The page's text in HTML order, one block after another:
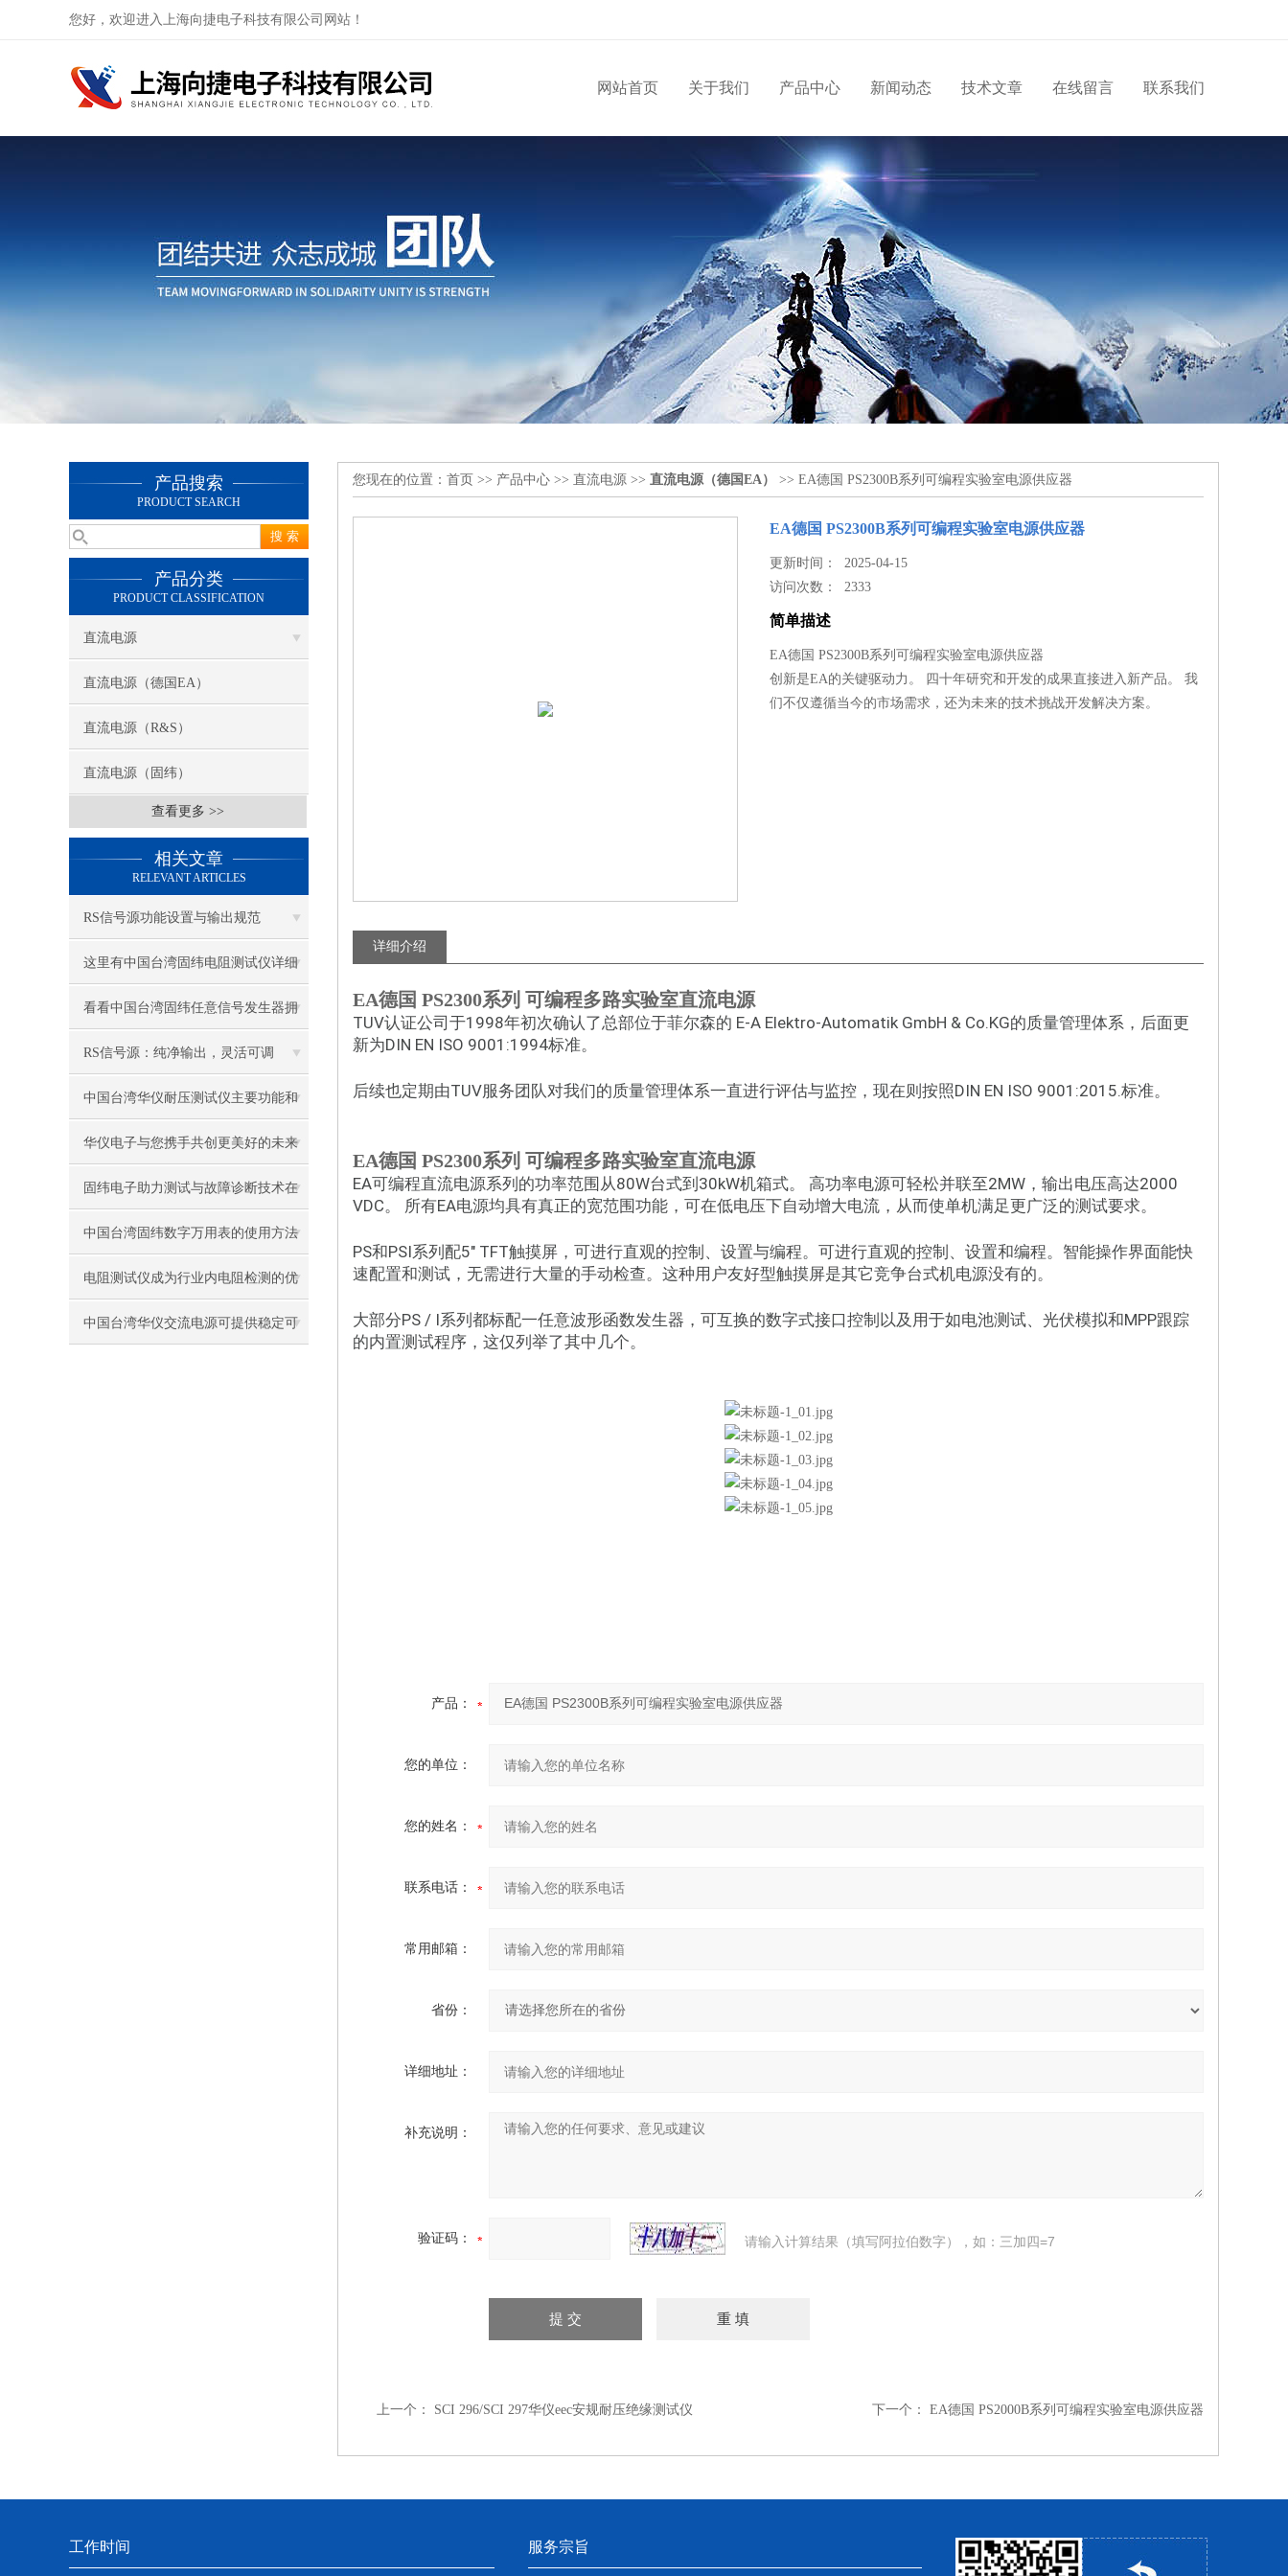
您好，欢迎进入上海向捷电子科技有限公司网站！
网站首页 关于我们 产品中心 新闻动态 技术文章 在线留言 联系我们
产品搜索
PRODUCT SEARCH
产品分类
PRODUCT CLASSIFICATION
直流电源
直流电源（德国EA）
直流电源（R&S）
直流电源（固纬）
查看更多 >>
相关文章
RELEVANT ARTICLES
RS信号源功能设置与输出规范
这里有中国台湾固纬电阻测试仪详细
的使用和校准步骤
看看中国台湾固纬任意信号发生器拥
有哪些*硬件性能?
RS信号源：纯净输出，灵活可调
中国台湾华仪耐压测试仪主要功能和
操作方法
华仪电子与您携手共创更美好的未来
生活
固纬电子助力测试与故障诊断技术在
民用领域的推广应用和发展
中国台湾固纬数字万用表的使用方法
电阻测试仪成为行业内电阻检测的优
选装备
中国台湾华仪交流电源可提供稳定可
您现在的位置： 首页 >> 产品中心 >> 直流电源 >> 直流电源（德国EA） >> EA德国 PS2300B系列可编程实验室电源供应器
EA德国 PS2300B系列可编程实验室电源供应器
更新时间： 2025-04-15
访问次数：2333
简单描述
EA德国 PS2300B系列可编程实验室电源供应器
创新是EA的关键驱动力。 四十年研究和开发的成果直接进入新产品。 我
们不仅遵循当今的市场需求，还为未来的技术挑战开发解决方案。
详细介绍
EA德国 PS2300系列 可编程多路实验室直流电源
TUV认证公司于1998年初次确认了总部位于菲尔森的 E-A Elektro-Automatik GmbH & Co.KG的质量管理体系，后面更
新为DIN EN ISO 9001:1994标准。
后续也定期由TUV服务团队对我们的质量管理体系一直进行评估与监控，现在则按照DIN EN ISO 9001:2015.标准。
EA德国 PS2300系列 可编程多路实验室直流电源
EA可编程直流电源系列的功率范围从80W台式到30kW机箱式。 高功率电源可轻松并联至2MW，输出电压高达2000
VDC。 所有EA电源均具有真正的宽范围功能，可在低电压下自动增大电流，从而使单机满足更广泛的测试要求。
PS和PSI系列配5″ TFT触摸屏，可进行直观的控制、设置与编程。可进行直观的控制、设置和编程。智能操作界面能快
速配置和测试，无需进行大量的手动检查。这种用户友好型触摸屏是其它竞争台式机电源没有的。
大部分PS / I系列都标配一任意波形函数发生器，可互换的数字式接口控制以及用于如电池测试、光伏模拟和MPP跟踪
的内置测试程序，这仅列举了其中几个。
产品：
您的单位：
您的姓名：
联系电话：
常用邮箱：
省份：
详细地址：
补充说明：
验证码： 请输入计算结果（填写阿拉伯数字），如：三加四=7
上一个： SCI 296/SCI 297华仪eec安规耐压绝缘测试仪 下一个： EA德国 PS2000B系列可编程实验室电源供应器
工作时间 服务宗旨